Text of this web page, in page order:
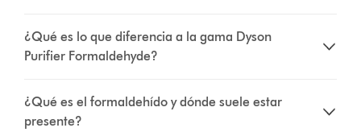
¿Qué es lo que diferencia a la gama Dyson
Purifier Formaldehyde?
¿Qué es el formaldehído y dónde suele estar
presente?